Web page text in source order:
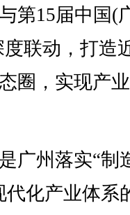
第15届中国(
度联动，打造
圈，实现产
州落实“制
代化产业体系